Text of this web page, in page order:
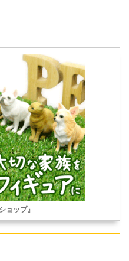
ョップ』